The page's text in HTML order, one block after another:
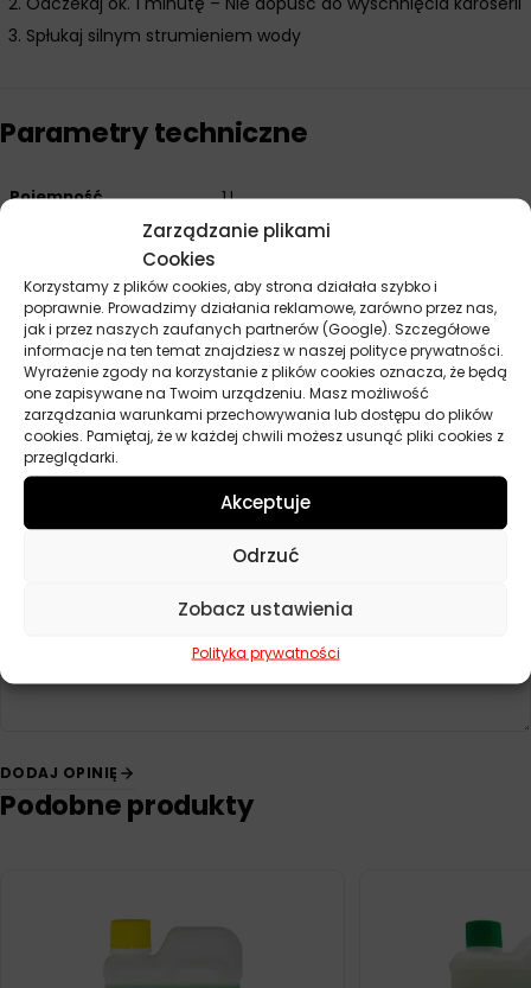
Zarządzanie plikami
Cookies
Korzystamy z plików cookies, aby strona działała szybko i
poprawnie. Prowadzimy działania reklamowe, zarówno przez nas,
jak i przez naszych zaufanych partnerów (Google). Szczegółowe
informacje na ten temat znajdziesz w naszej polityce prywatności.
Wyrażenie zgody na korzystanie z plików cookies oznacza, że będą
one zapisywane na Twoim urządzeniu. Masz możliwość
zarządzania warunkami przechowywania lub dostępu do plików
cookies. Pamiętaj, że w każdej chwili możesz usunąć pliki cookies z
przeglądarki.
Akceptuje
Odrzuć
Zobacz ustawienia
Polityka prywatności
Spłukaj silnym strumieniem wody
Parametry techniczne
Pojemność 1 l
Moje Auto
Opinie
Na razie nie ma opinii o produkcie.
Dodaj opinię
Twoja ocena
DODAJ OPINIĘ
Podobne produkty